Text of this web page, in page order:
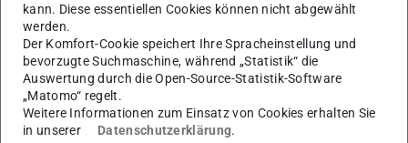
Arbeitsgebiet(e)
Renormalization Group, flow equations, Gauge Theories,
Strongly-coupled fermionic systems, QCD phase diagram,
Finite-Volume Effects in Quantum Field Theories, Cold
atomic gases, Many-body physics
kann. Diese essentiellen Cookies können nicht abgewählt
werden.
Der Komfort-Cookie speichert Ihre Spracheinstellung und
bevorzugte Suchmaschine, während „Statistik“ die
Auswertung durch die Open-Source-Statistik-Software
„Matomo“ regelt.
Weitere Informationen zum Einsatz von Cookies erhalten Sie
in unserer
Datenschutzerklärung.